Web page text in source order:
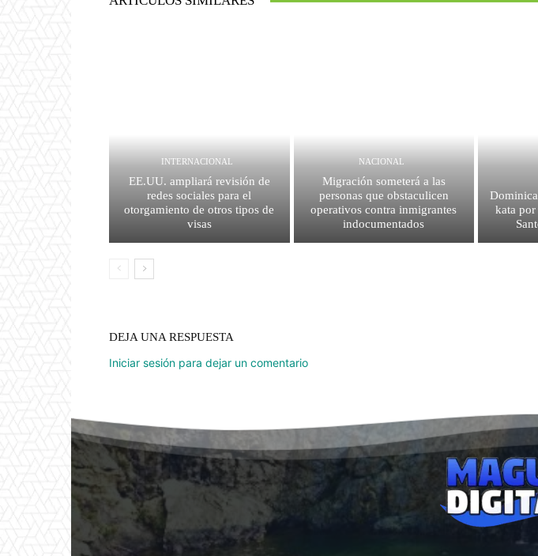
INTERNACIONAL
EE.UU. ampliará revisión de
redes sociales para el
otorgamiento de otros tipos de
visas
NACIONAL
Migración someterá a las
personas que obstaculicen
operativos contra inmigrantes
indocumentados
kata
DEJA UNA RESPUESTA
Iniciar sesión para dejar un comentario